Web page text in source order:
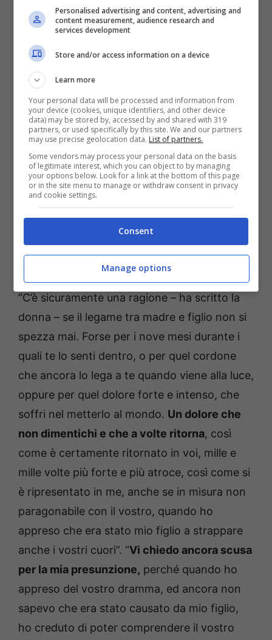
Eleonora Manta e Daniele De Santis, i due fidanzati uccisi
da Antonio De Marco
“C’è sicuramente una ragione – ha scritto la
donna – se il legame tra madre e figlio non si
spezza mai. Forse per i nove mesi durante i
quali te lo senti dentro, o per quel cordone
che ancora lo lega a te quando viene alla luce,
oppure per quel dolore forte e intenso, che
soffri nel metterlo al mondo. Un dolore che
non dimentichi e che a volte ritorna, così
come è certamente ritornato in voi, mille e
mille volte più forte e più atroce, così come si
è ripresentato in me, anche se in misura non
paragonabile con il vostro, quando ho
appreso che era stato mio figlio a strappare
anche i vostri cuori”. “Vi chiedo ancora scusa
per la mia presunzione, perché quando ho
appreso del vostro dramma, ed ancora non
sapevo che era stato causato da mio figlio,
ho creduto di poter comprendere il vostro
Personalised advertising and content, advertising and
content measurement, audience research and
services development
Store and/or access information on a device
Learn more
Your personal data will be processed and information from
your device (cookies, unique identifiers, and other device
data) may be stored by, accessed by and shared with 319
partners, or used specifically by this site. We and our partners
may use precise geolocation data. List of partners.
Some vendors may process your personal data on the basis
of legitimate interest, which you can object to by managing
your options below. Look for a link at the bottom of this page
or in the site menu to manage or withdraw consent in privacy
and cookie settings.
Consent
Manage options